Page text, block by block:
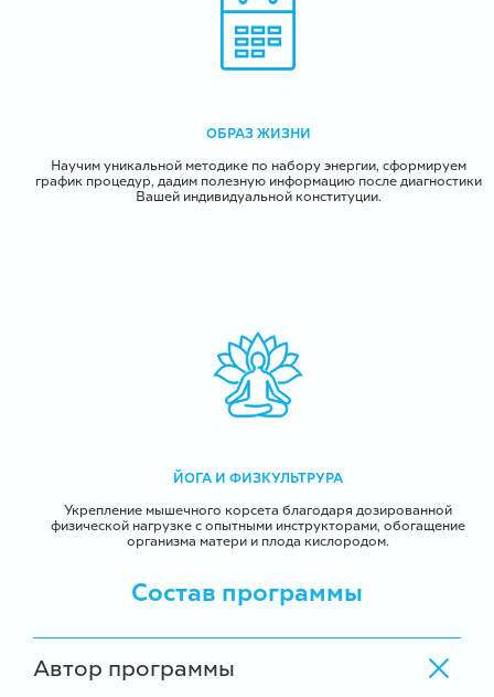
ОБРАЗ ЖИЗНИ
Научим уникальной методике по набору энергии, сформируем
график процедур, дадим полезную информацию после диагностики
Вашей индивидуальной конституции.
ЙОГА И ФИЗКУЛЬТРУРА
Укрепление мышечного корсета благодаря дозированной
физической нагрузке с опытными инструкторами, обогащение
организма матери и плода кислородом.
Состав программы
Автор программы